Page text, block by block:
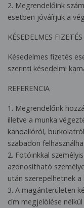
2. Megrendelőink
esetben jóváírjuk a
KÉSEDELMES FIZETÉS
Késedelmes fizetés
szerinti késedelmi
REFERENCIA
1. Megrendelőnk
illetve a munka
kandallóról,
szabadon
2. Fotóinkkal
azonosítható
után szerepelhetnek
3. A magánterületen
cím megjelölése